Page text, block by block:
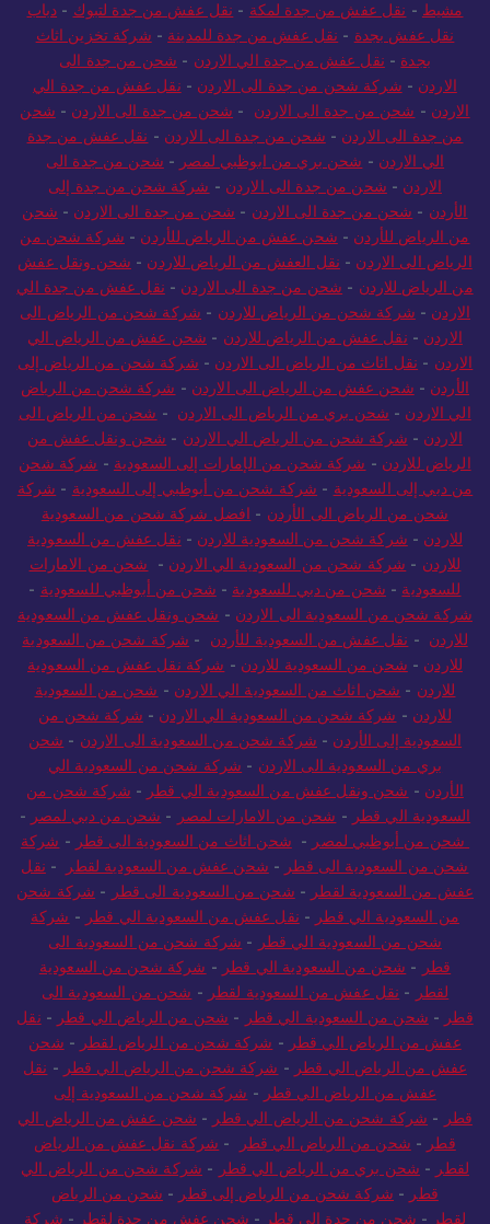
مشيط - نقل عفش من جدة لمكة - نقل عفش من جدة لتبوك - دباب
نقل عفش بجدة - نقل عفش من جدة للمدينة - شركة تخزين اثاث
بجدة - نقل عفش من جدة الي الاردن - شحن من جدة الى
الاردن - شركة شحن من جدة الى الاردن - نقل عفش من جدة الي
الاردن - شحن من جدة الى الاردن - شحن من جدة الى الاردن - شحن
من جدة الى الاردن - شحن من جدة الى الاردن - نقل عفش من جدة
الي الاردن - شحن بري من ابوظبي لمصر - شحن من جدة الى
الاردن - شحن من جدة الى الاردن - شركة شحن من جدة إلى
الأردن - شحن من جدة الى الاردن - شحن من جدة الى الاردن - شحن
من الرياض للأردن - شحن عفش من الرياض للأردن - شركة شحن من
الرياض الى الاردن - نقل العفش من الرياض للاردن - شحن ونقل عفش
من الرياض للاردن - شحن من جدة الى الاردن - نقل عفش من جدة الي
الاردن - شركة شحن من الرياض للاردن - شركة شحن من الرياض الى
الاردن - نقل عفش من الرياض للاردن - شحن عفش من الرياض الي
الاردن - نقل اثاث من الرياض الى الاردن - شركة شحن من الرياض إلى
الأردن - شحن عفش من الرياض الى الاردن - شركة شحن من الرياض
الي الاردن - شحن بري من الرياض الى الاردن - شحن من الرياض الى
الاردن - شركة شحن من الرياض الي الاردن - شحن ونقل عفش من
الرياض للاردن - شركة شحن من الإمارات إلى السعودية - شركة شحن
من دبي إلى السعودية - شركة شحن من أبوظبي إلى السعودية - شركة
شحن من الرياض الى الأردن - افضل شركة شحن من السعودية
للاردن - شركة شحن من السعودية للاردن - نقل عفش من السعودية
للاردن - شركة شحن من السعودية الي الاردن - شحن من الامارات
للسعودية - شحن من دبي للسعودية - شحن من أبوظبي للسعودية -
شركة شحن من السعودية الى الاردن - شحن ونقل عفش من السعودية
للاردن - نقل عفش من السعودية للأردن - شركة شحن من السعودية
للاردن - شحن من السعودية للاردن - شركة نقل عفش من السعودية
للاردن - شحن اثاث من السعودية الي الاردن - شحن من السعودية
للاردن - شركة شحن من السعودية الي الاردن - شركة شحن من
السعودية إلى الأردن - شركة شحن من السعودية الى الاردن - شحن
بري من السعودية الى الاردن - شركة شحن من السعودية الي
الأردن - شحن ونقل عفش من السعودية الي قطر - شركة شحن من
السعودية الي قطر - شحن من الامارات لمصر - شحن من دبي لمصر -
شحن من أبوظبي لمصر - شحن اثاث من السعودية الى قطر - شركة
شحن من السعودية الى قطر - شحن عفش من السعودية لقطر - نقل
عفش من السعودية لقطر - شحن من السعودية الى قطر - شركة شحن
من السعودية الي قطر - نقل عفش من السعودية الي قطر - شركة
شحن من السعودية الي قطر - شركة شحن من السعودية الى
قطر - شحن من السعودية الي قطر - شركة شحن من السعودية
لقطر - نقل عفش من السعودية لقطر - شحن من السعودية الى
قطر - شحن من السعودية الي قطر - شحن من الرياض الي قطر - نقل
عفش من الرياض الي قطر - شركة شحن من الرياض لقطر - شحن
عفش من الرياض الي قطر - شركة شحن من الرياض الي قطر - نقل
عفش من الرياض الي قطر - شركة شحن من السعودية إلى
قطر - شركة شحن من الرياض الي قطر - شحن عفش من الرياض الي
قطر - شحن من الرياض الي قطر - شركة نقل عفش من الرياض
لقطر - شحن بري من الرياض الي قطر - شركة شحن من الرياض الي
قطر - شركة شحن من الرياض إلى قطر - شحن من الرياض
لقطر - شحن من جدة الي قطر - شحن عفش من جدة لقطر - شركة